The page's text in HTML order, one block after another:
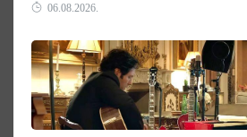
06.08.2026.